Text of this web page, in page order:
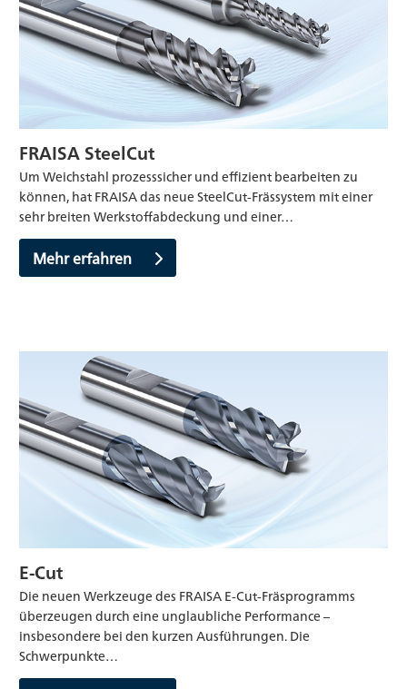
FRAISA SteelCut
Um Weichstahl prozesssicher und effizient bearbeiten zu
können, hat FRAISA das neue SteelCut-Frässystem mit einer
sehr breiten Werkstoffabdeckung und einer…
Mehr erfahren
E-Cut
Die neuen Werkzeuge des FRAISA E-Cut-Fräsprogramms
überzeugen durch eine unglaubliche Performance –
insbesondere bei den kurzen Ausführungen. Die
Schwerpunkte…